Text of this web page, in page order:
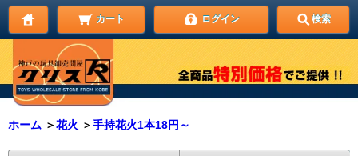
カート ログイン 検索
ホーム ＞花火 ＞手持花火1本18円～